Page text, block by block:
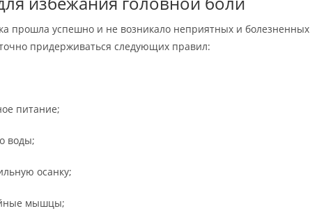
прошла успешно и не возникало неприятных и болезненных
придерживаться следующих правил:
питание;
воды;
осанку;
мышцы;